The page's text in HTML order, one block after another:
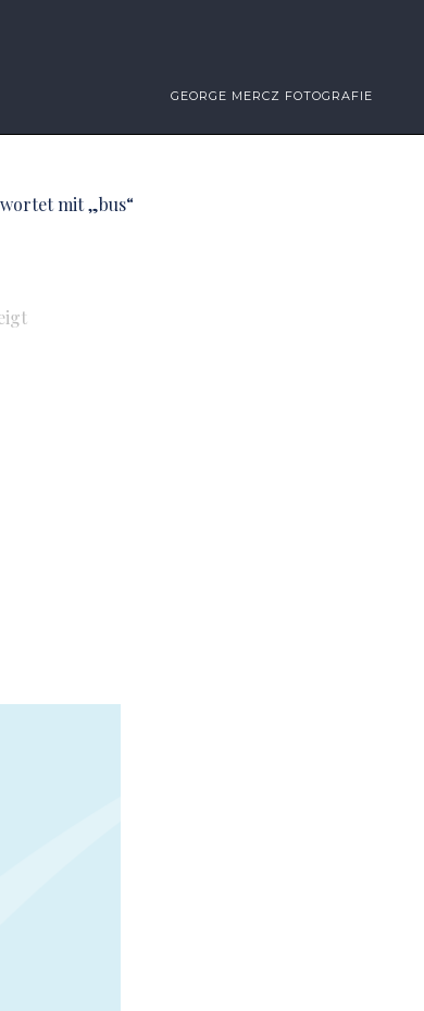
GEORGE MERCZ FOTOGRAFIE
mit „bus“